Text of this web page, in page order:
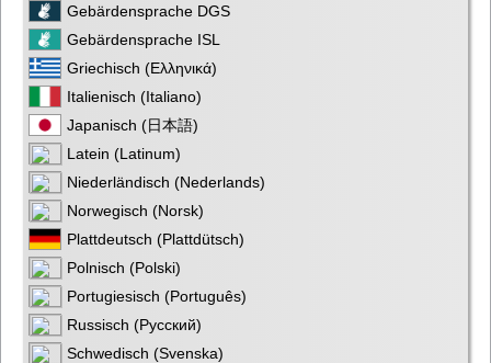
Gebärdensprache DGS
Gebärdensprache ISL
Griechisch (Ελληνικά)
Italienisch (Italiano)
Japanisch (日本語)
Latein (Latinum)
Niederländisch (Nederlands)
Norwegisch (Norsk)
Plattdeutsch (Plattdütsch)
Polnisch (Polski)
Portugiesisch (Português)
Russisch (Русский)
Schwedisch (Svenska)